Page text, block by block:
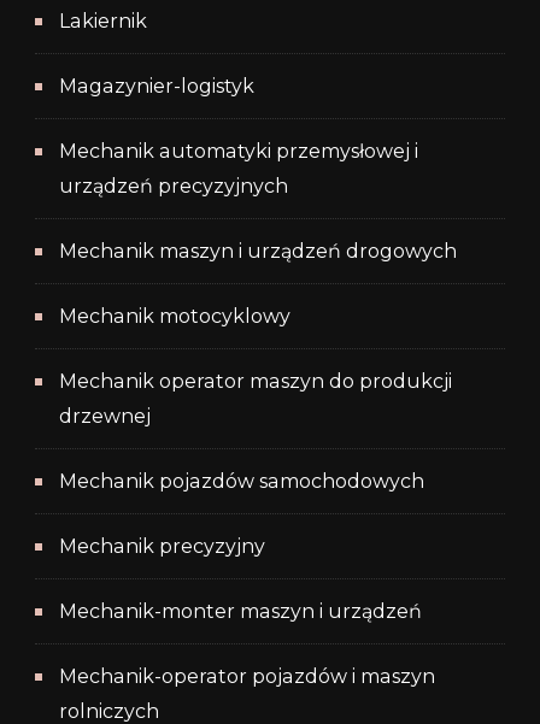
Lakiernik
Magazynier-logistyk
Mechanik automatyki przemysłowej i
urządzeń precyzyjnych
Mechanik maszyn i urządzeń drogowych
Mechanik motocyklowy
Mechanik operator maszyn do produkcji
drzewnej
Mechanik pojazdów samochodowych
Mechanik precyzyjny
Mechanik-monter maszyn i urządzeń
Mechanik-operator pojazdów i maszyn
rolniczych